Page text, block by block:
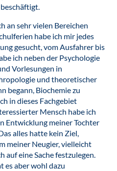
an sehr vielen Bereichen
habe ich mir jedes
gesucht, vom Ausfahrer bis
ich neben der Psychologie
Vorlesungen in
und theoretischer
begann, Biochemie zu
in dieses Fachgebiet
Mensch habe ich
Entwicklung meiner Tochter
alles hatte kein Ziel,
meiner Neugier, vielleicht
auf eine Sache festzulegen.
es aber wohl dazu